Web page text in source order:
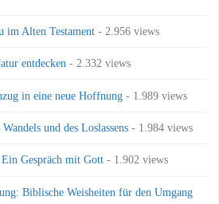
im Alten Testament - 2.956 views
entdecken - 2.332 views
in eine neue Hoffnung - 1.989 views
und des Loslassens - 1.984 views
Gespräch mit Gott - 1.902 views
Biblische Weisheiten für den Umgang